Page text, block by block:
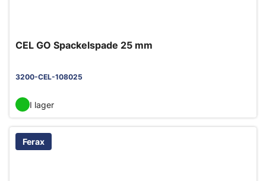
CEL GO Spackelspade 25 mm
3200-CEL-108025
I lager
Ferax